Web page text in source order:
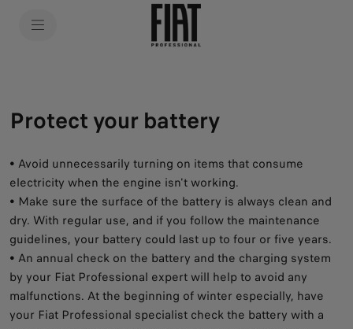
Protect your battery
• Avoid unnecessarily turning on items that consume
electricity when the engine isn't working.
• Make sure the surface of the battery is always clean and
dry. With regular use, and if you follow the maintenance
guidelines, your battery could last up to four or five years.
• An annual check on the battery and the charging system
by your Fiat Professional expert will help to avoid any
malfunctions. At the beginning of winter especially, have
your Fiat Professional specialist check the battery with a